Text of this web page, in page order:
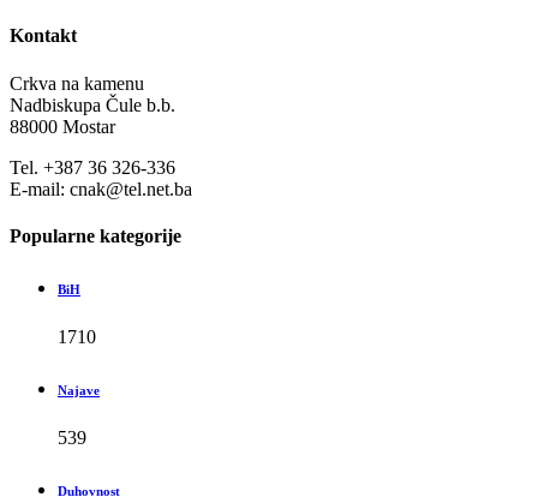
Kontakt
Crkva na kamenu
Nadbiskupa Čule b.b.
88000 Mostar
Tel. +387 36 326-336
E-mail: cnak@tel.net.ba
Popularne kategorije
BiH
1710
Najave
539
Duhovnost